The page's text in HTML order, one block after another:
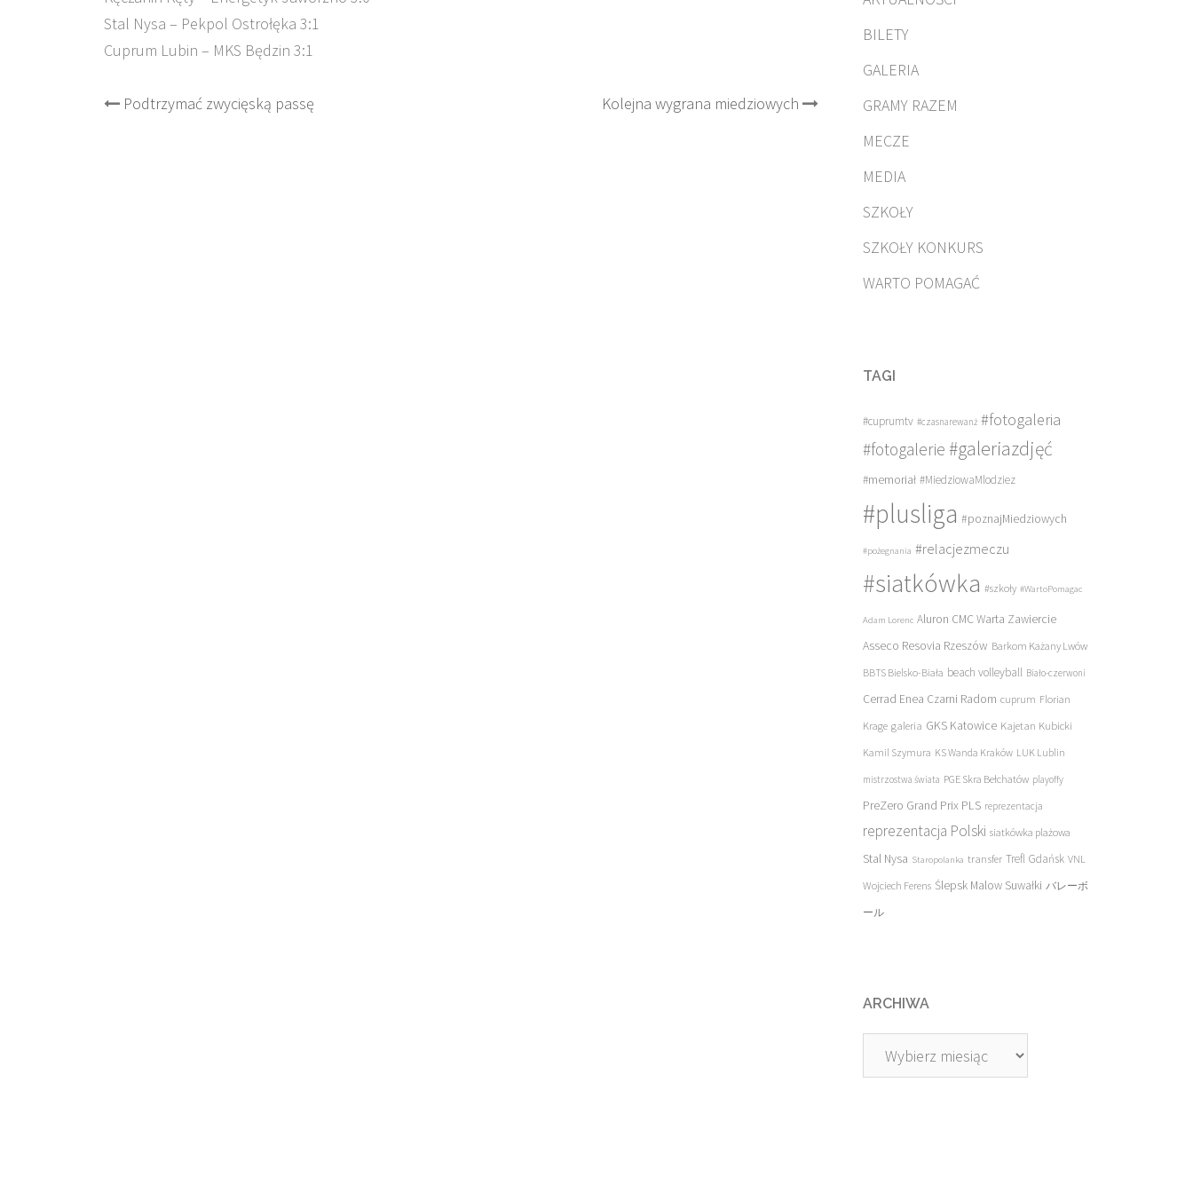
Stal Nysa – Pekpol Ostrołęka 3:1
Cuprum Lubin – MKS Będzin 3:1
Post
Podtrzymać zwycięską passę Kolejna wygrana miedziowych
BILETY
GALERIA
GRAMY RAZEM
MECZE
MEDIA
SZKOŁY
SZKOŁY KONKURS
WARTO POMAGAĆ
TAGI
#cuprumtv #czasnarewanż #fotogaleria
#fotogalerie #galeriazdjęć
#memoriał #MiedziowaMlodziez
#plusliga #poznajMiedziowych
#pożegnania #relacjezmeczu
#siatkówka #szkoły #WartoPomagac
Adam Lorenc Aluron CMC Warta Zawiercie
Asseco Resovia Rzeszów Barkom Każany Lwów
BBTS Bielsko-Biała beach volleyball Biało-czerwoni
Cerrad Enea Czarni Radom cuprum Florian
Krage galeria GKS Katowice Kajetan Kubicki
Kamil Szymura KS Wanda Kraków LUK Lublin
mistrzostwa świata PGE Skra Bełchatów playoffy
PreZero Grand Prix PLS reprezentacja
reprezentacja Polski siatkówka plażowa
Stal Nysa Staropolanka transfer Trefl Gdańsk VNL
Wojciech Ferens Ślepsk Malow Suwałki バレーボ
ール
ARCHIWA
Archiwa